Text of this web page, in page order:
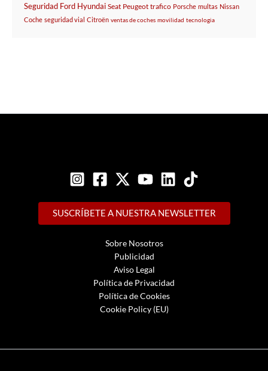
Seguridad Ford Hyundai Seat Peugeot trafico Porsche multas Nissan
Coche seguridad vial Citroën ventas de coches movilidad tecnologia
SUSCRÍBETE A NUESTRA NEWSLETTER
Sobre Nosotros
Publicidad
Aviso Legal
Política de Privacidad
Política de Cookies
Cookie Policy (EU)